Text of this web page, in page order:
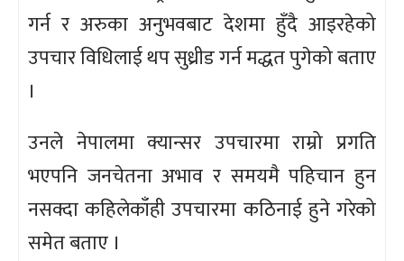
गर्न र अरुका अनुभवबाट देशमा हुँदै आइरहेको
उपचार विधिलाई थप सुध्रीड गर्न मद्धत पुगेको बताए
।
उनले नेपालमा क्यान्सर उपचारमा राम्रो प्रगति
भएपनि जनचेतना अभाव र समयमै पहिचान हुन
नसक्दा कहिलेकाँही उपचारमा कठिनाई हुने गरेको
समेत बताए ।